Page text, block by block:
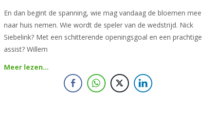
En dan begint de spanning, wie mag vandaag de bloemen mee
naar huis nemen. Wie wordt de speler van de wedstrijd. Nick
Siebelink? Met een schitterende openingsgoal en een prachtige
assist? Willem
Meer lezen…